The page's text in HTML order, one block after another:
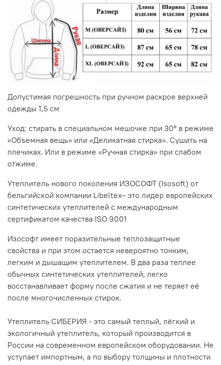
Допустимая погрешность при ручном раскрое верхней
одежды 1,5 см
Уход: стирать в специальном мешочке при 30º в режиме
«Объемная вещь» или «Деликатная стирка». Сушить на
плечиках. Или в режиме «Ручная стирка» при слабом
отжиме.
Утеплитель нового поколения ИЗОСОФТ (Isosoft) от
бельгийской компании Libeltex– это лидер европейских
синтетических утеплителей с международным
сертификатом качества ISO 9001
Изософт имеет поразительные теплозащитные
свойства и при этом остается невероятно тонким,
легким и дышащим утеплителем. В два раза теплее
обычных синтетических утеплителей, легко
восстанавливает форму после сжатия и не теряет её
после многочисленных стирок.
Утеплитель СИБЕРИЯ - это самый теплый, лёгкий и
экологичный утеплитель, который производится в
России на современном европейском оборудовании. Не
уступает импортным, а по выбору толщины и плотности